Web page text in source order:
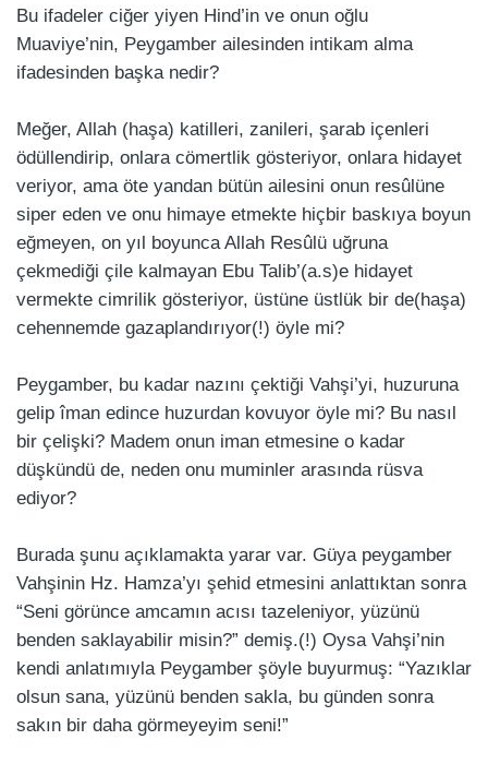
Bu ifadeler ciğer yiyen Hind’in ve onun oğlu
Muaviye’nin, Peygamber ailesinden intikam alma
ifadesinden başka nedir?
Meğer, Allah (haşa) katilleri, zanileri, şarab içenleri
ödüllendirip, onlara cömertlik gösteriyor, onlara hidayet
veriyor, ama öte yandan bütün ailesini onun resûlüne
siper eden ve onu himaye etmekte hiçbir baskıya boyun
eğmeyen, on yıl boyunca Allah Resûlü uğruna
çekmediği çile kalmayan Ebu Talib’(a.s)e hidayet
vermekte cimrilik gösteriyor, üstüne üstlük bir de(haşa)
cehennemde gazaplandırıyor(!) öyle mi?
Peygamber, bu kadar nazını çektiği Vahşi’yi, huzuruna
gelip îman edince huzurdan kovuyor öyle mi? Bu nasıl
bir çelişki? Madem onun iman etmesine o kadar
düşkündü de, neden onu muminler arasında rüsva
ediyor?
Burada şunu açıklamakta yarar var. Güya peygamber
Vahşinin Hz. Hamza’yı şehid etmesini anlattıktan sonra
“Seni görünce amcamın acısı tazeleniyor, yüzünü
benden saklayabilir misin?” demiş.(!) Oysa Vahşi’nin
kendi anlatımıyla Peygamber şöyle buyurmuş: “Yazıklar
olsun sana, yüzünü benden sakla, bu günden sonra
sakın bir daha görmeyeyim seni!”